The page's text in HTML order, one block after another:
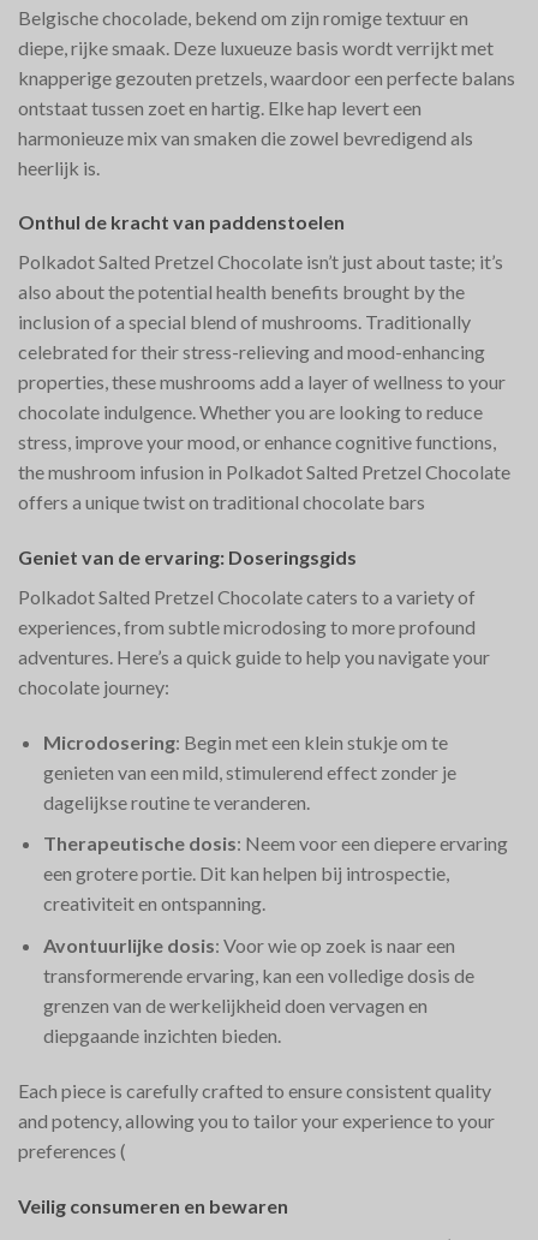
Belgische chocolade, bekend om zijn romige textuur en
diepe, rijke smaak. Deze luxueuze basis wordt verrijkt met
knapperige gezouten pretzels, waardoor een perfecte balans
ontstaat tussen zoet en hartig. Elke hap levert een
harmonieuze mix van smaken die zowel bevredigend als
heerlijk is.
Onthul de kracht van paddenstoelen
Polkadot Salted Pretzel Chocolate isn’t just about taste; it’s
also about the potential health benefits brought by the
inclusion of a special blend of mushrooms. Traditionally
celebrated for their stress-relieving and mood-enhancing
properties, these mushrooms add a layer of wellness to your
chocolate indulgence. Whether you are looking to reduce
stress, improve your mood, or enhance cognitive functions,
the mushroom infusion in Polkadot Salted Pretzel Chocolate
offers a unique twist on traditional chocolate bars​
Geniet van de ervaring: Doseringsgids
Polkadot Salted Pretzel Chocolate caters to a variety of
experiences, from subtle microdosing to more profound
adventures. Here’s a quick guide to help you navigate your
chocolate journey:
Microdosering: Begin met een klein stukje om te
genieten van een mild, stimulerend effect zonder je
dagelijkse routine te veranderen.
Therapeutische dosis: Neem voor een diepere ervaring
een grotere portie. Dit kan helpen bij introspectie,
creativiteit en ontspanning.
Avontuurlijke dosis: Voor wie op zoek is naar een
transformerende ervaring, kan een volledige dosis de
grenzen van de werkelijkheid doen vervagen en
diepgaande inzichten bieden.
Each piece is carefully crafted to ensure consistent quality
and potency, allowing you to tailor your experience to your
preferences​ (
Veilig consumeren en bewaren